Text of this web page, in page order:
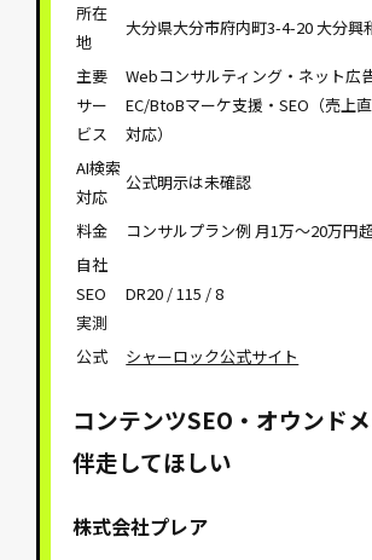
所在
地
大分県大分市府内町3-4-20 大分興
主要
サー
ビス
Webコンサルティング・ネット広
EC/BtoBマーケ支援・SEO（売上
対応）
AI検索
対応
公式明示は未確認
料金
コンサルプラン例 月1万〜20万円超
自社
SEO
実測
DR20 / 115 / 8
公式 シャーロック公式サイト
コンテンツSEO・オウンド
伴走してほしい
株式会社プレア